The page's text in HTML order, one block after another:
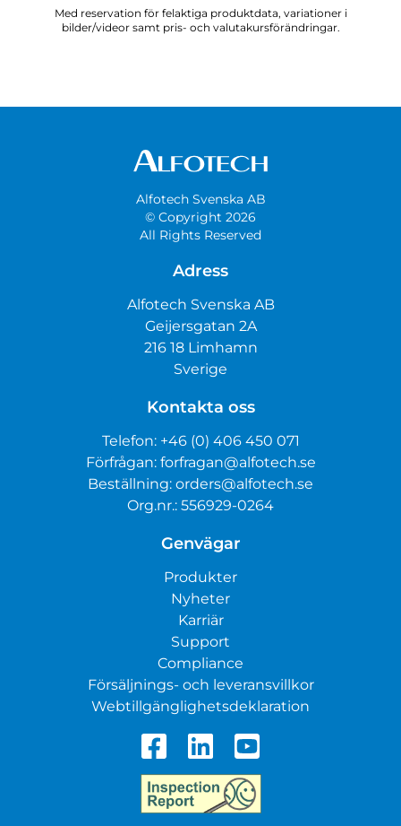
Med reservation för felaktiga produktdata, variationer i
bilder/videor samt pris- och valutakursförändringar.
Alfotech Svenska AB
© Copyright 2026
All Rights Reserved
Adress
Alfotech Svenska AB
Geijersgatan 2A
216 18 Limhamn
Sverige
Kontakta oss
Telefon: +46 (0) 406 450 071
Förfrågan: forfragan@alfotech.se
Beställning: orders@alfotech.se
Org.nr.: 556929-0264
Genvägar
Produkter
Nyheter
Karriär
Support
Compliance
Försäljnings- och leveransvillkor
Webtillgänglighetsdeklaration